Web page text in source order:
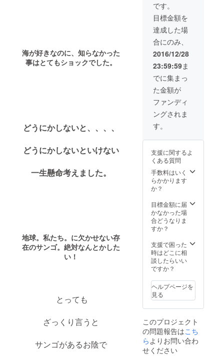
海が好きなのに、知らなかった
事はとてもショックでした。
どうにかしないと、、、、
どうにかしないといけない
一生懸命考えました。
地球。私たち。に欠かせない存
在のサンゴ。絶対なんとかした
い！
とっても
ざっくり言うと
サンゴがあるお陰で
しま
す。 ＜
座間味
産もず
く100%
使用＞
和山海
雲”もず
く乾麺”
X 10束
をお届
けしま
す。
けま
す。）
２名 or
２回
BBQ
パー
ティで
は、沖
縄の厳
選素材
をご用
意しま
す。
のご用
す）沖
縄中か
ら選り
すぐっ
た素材
もてな
しいた
します
★ （来
ない方
は、”沖
縄ブラ
ンド
しゃ
ぶ”5名
様分を
送りま
島の夜
を贅沢
な食材
ととも
に過ご
ティー
なら20
名程度
☆マリ
ンス
ポーツ
なども
対応可
☆BBQ
やケー
タリン
グでの
飲食可
☆プロ
ト完了
後〜4月
ごろま
で日程
は相談
定☆
です。
目標金額を
達成した場
合にのみ、
2016/12/28
23:59:59ま
でに集まっ
た金額が
ファンディ
ングされま
す。
支援に関するよ
くある質問
手数料はいく
らかかります
か？
目標金額に届
かなかった場
合どうなりま
すか？
支援で困った
時はどこに相
談したらいい
ですか？
ヘルプページを
見る
このプロジェクト
の問題報告はこち
らよりお問い合わ
せください